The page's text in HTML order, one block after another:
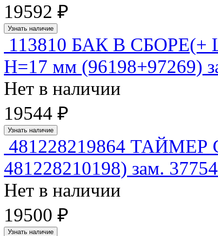
19592 ₽
Узнать наличие
113810 БАК В
H=17 мм (96198+97269)
Нет в наличии
19544 ₽
Узнать наличие
481228219864
481228210198) зам.
Нет в наличии
19500 ₽
Узнать наличие